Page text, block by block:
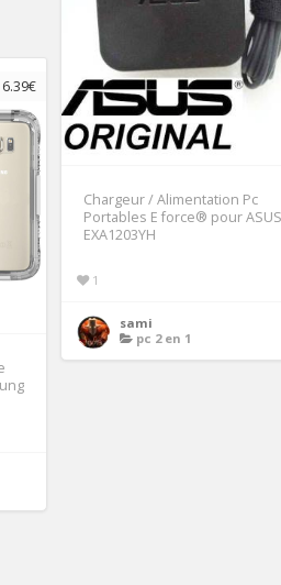
Chargeur / Alimentation Pc
Portables E force® pour ASUS
EXA1203YH
1
sami
pc 2 en 1
6.39€